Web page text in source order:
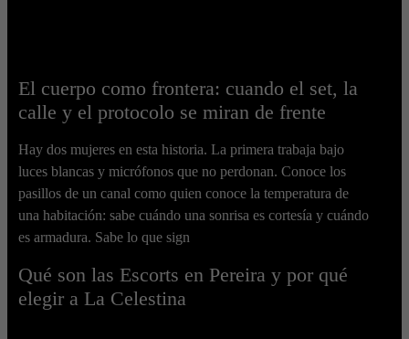
El cuerpo como frontera: cuando el set, la
calle y el protocolo se miran de frente
Hay dos mujeres en esta historia. La primera trabaja bajo
luces blancas y micrófonos que no perdonan. Conoce los
pasillos de un canal como quien conoce la temperatura de
una habitación: sabe cuándo una sonrisa es cortesía y cuándo
es armadura. Sabe lo que sign
Qué son las Escorts en Pereira y por qué
elegir a La Celestina